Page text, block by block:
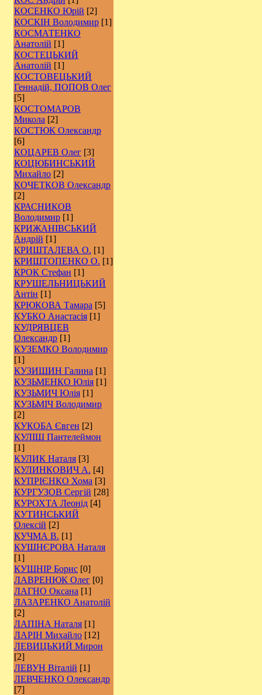
КОСЕНКО Юрій [2]
КОСКІН Володимир [1]
КОСМАТЕНКО
Анатолій [1]
КОСТЕЦЬКИЙ
Анатолій [1]
КОСТОВЕЦЬКИЙ
Геннадій, ПОПОВ Олег
[5]
КОСТОМАРОВ
Микола [2]
КОСТЮК Олександр
[6]
КОЦАРЕВ Олег [3]
КОЦЮБИНСЬКИЙ
Михайло [2]
КОЧЕТКОВ Олександр
[2]
КРАСНИКОВ
Володимир [1]
КРИЖАНІВСЬКИЙ
Андрій [1]
КРИШТАЛЕВА О. [1]
КРИШТОПЕНКО О. [1]
КРОК Стефан [1]
КРУШЕЛЬНИЦЬКИЙ
Антін [1]
КРЮКОВА Тамара [5]
КУБКО Анастасія [1]
КУДРЯВЦЕВ
Олександр [1]
КУЗЕМКО Володимир
[1]
КУЗИШИН Галина [1]
КУЗЬМЕНКО Юлія [1]
КУЗЬМИЧ Юлія [1]
КУЗЬМІЧ Володимир
[2]
КУКОБА Євген [2]
КУЛІШ Пантелеймон
[1]
КУЛИК Наталя [3]
КУЛИНКОВИЧ А. [4]
КУПРІЄНКО Хома [3]
КУРГУЗОВ Сергій [28]
КУРОХТА Леонід [4]
КУТИНСЬКИЙ
Олексій [2]
КУЧМА В. [1]
КУШНЄРОВА Наталя
[1]
КУШНІР Борис [0]
ЛАВРЕНЮК Олег [0]
ЛАГНО Оксана [1]
ЛАЗАРЕНКО Анатолій
[2]
ЛАПІНА Наталя [1]
ЛАРІН Михайло [12]
ЛЕВИЦЬКИЙ Мирон
[2]
ЛЕВУН Віталій [1]
ЛЕВЧЕНКО Олександр
[7]